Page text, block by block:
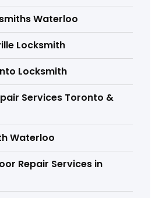
Waterloo
Locksmith
Locksmith
Services Toronto &
Waterloo
Repair Services in